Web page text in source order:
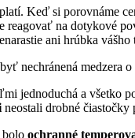
Keď si porovnáme
reagovať na dotykové
ani hrúbka vášho
nechránená medzera
jednoduchá a všetko
neostali drobné
bolo ochranné